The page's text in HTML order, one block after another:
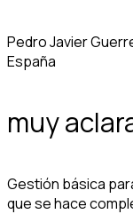
Pedro Javier
España
muy
Gestión básica
que se hace